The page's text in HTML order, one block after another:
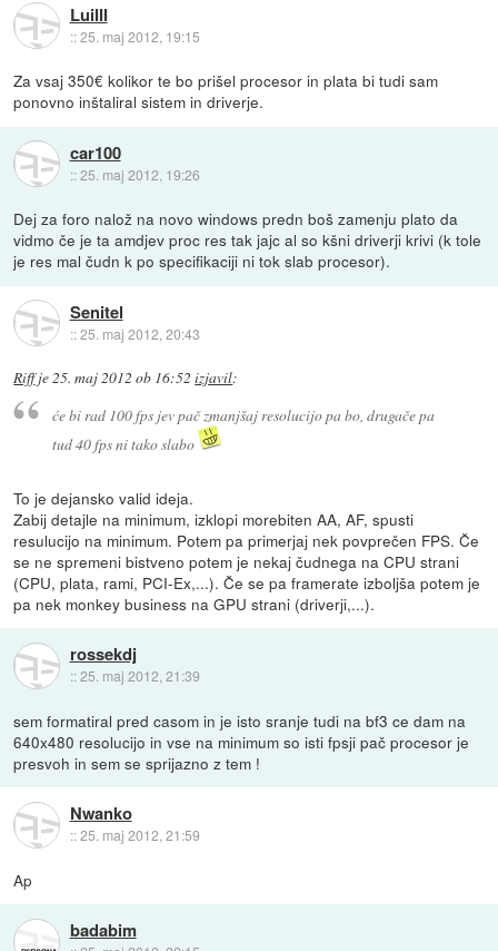
LuiIII
::25. maj 2012, 19:15
Za vsaj 350€ kolikor te bo prišel procesor in plata bi tudi sam
ponovno inštaliral sistem in driverje.
car100
::25. maj 2012, 19:26
Dej za foro nalož na novo windows predn boš zamenju plato da
vidmo če je ta amdjev proc res tak jajc al so kšni driverji krivi (k tole
je res mal čudn k po specifikaciji ni tok slab procesor).
Senitel
::25. maj 2012, 20:43
Riffje25. maj 2012 ob 16:52 izjavil:
će bi rad 100 fps jev pač zmanjšaj resolucijo pa bo, drugače pa
tud 40 fps ni tako slabo
To je dejansko valid ideja.
Zabij detajle na minimum, izklopi morebiten AA, AF, spusti
resulucijo na minimum. Potem pa primerjaj nek povprečen FPS. Če
se ne spremeni bistveno potem je nekaj čudnega na CPU strani
(CPU, plata, rami, PCI-Ex,...). Če se pa framerate izboljša potem je
pa nek monkey business na GPU strani (driverji,...).
rossekdj
::25. maj 2012, 21:39
sem formatiral pred casom in je isto sranje tudi na bf3 ce dam na
640x480 resolucijo in vse na minimum so isti fpsji pač procesor je
presvoh in sem se sprijazno z tem !
Nwanko
::25. maj 2012, 21:59
Ap
badabim